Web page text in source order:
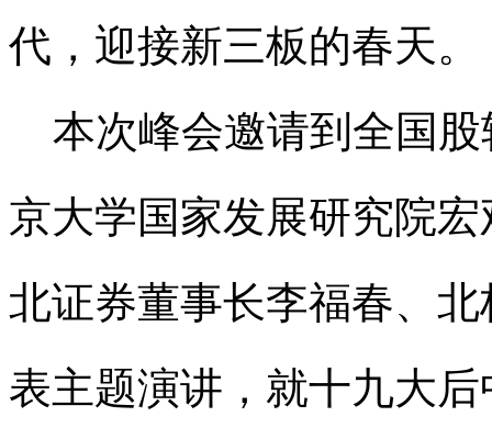
代，迎接新三板的春天。
本次峰会邀请到全国股
京大学国家发展研究院
北证券董事长李福春、
表主题演讲，就十九大